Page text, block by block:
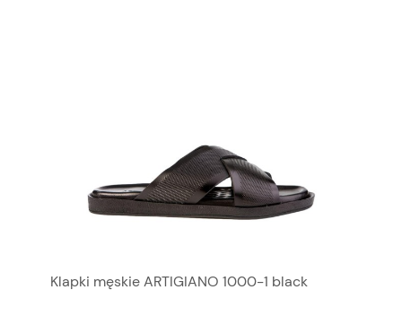
Klapki męskie ARTIGIANO 1000-1 black